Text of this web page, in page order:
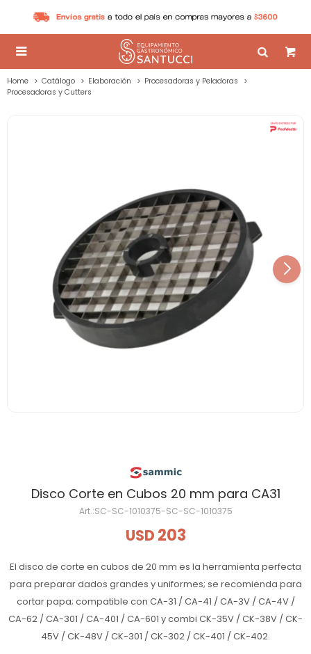

Home Catálogo Elaboración
Procesadoras y Peladoras
Procesadoras y Cutters
Disco Corte en Cubos 20 mm para CA31
SC-SC-1010375-SC-SC-1010375
USD 203
El disco de corte en cubos de 20 mm es la herramienta perfecta
para preparar dados grandes y uniformes; se recomienda para
cortar papa; compatible con CA-31 / CA-41 / CA-3V / CA-4V /
CA-62 / CA-301 / CA-401 / CA-601 y combi CK-35V / CK-38V / CK-
45V / CK-48V / CK-301 / CK-302 / CK-401 / CK-402.